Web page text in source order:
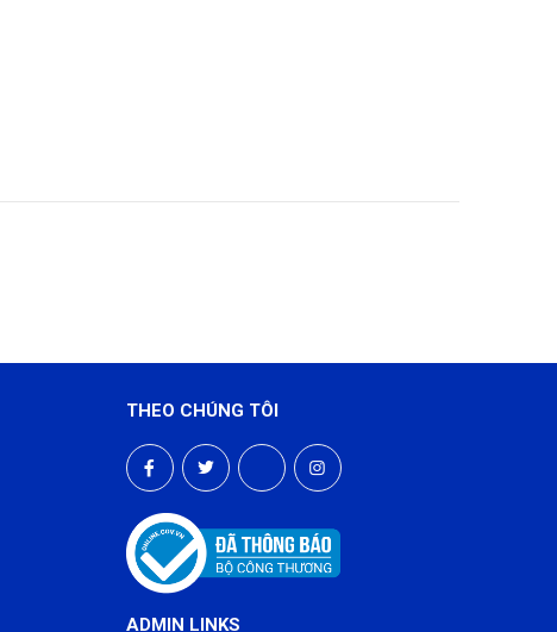
THEO CHÚNG TÔI
ADMIN LINKS